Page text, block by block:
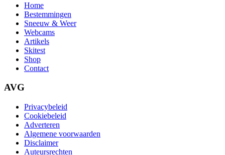
Home
Bestemmingen
Sneeuw & Weer
Webcams
Artikels
Skitest
Shop
Contact
AVG
Privacybeleid
Cookiebeleid
Adverteren
Algemene voorwaarden
Disclaimer
Auteursrechten